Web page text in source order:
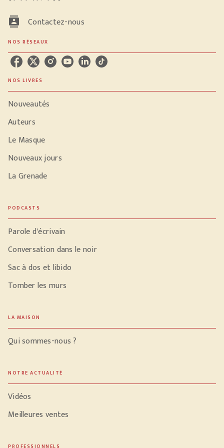
contacts Contactez-nous
NOS RÉSEAUX
NOS LIVRES
Nouveautés
Auteurs
Le Masque
Nouveaux jours
La Grenade
PODCASTS
Parole d'écrivain
Conversation dans le noir
Sac à dos et libido
Tomber les murs
LA MAISON
Qui sommes-nous ?
NOTRE ACTUALITÉ
Vidéos
Meilleures ventes